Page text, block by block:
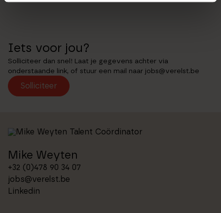
Iets voor jou?
Solliciteer dan snel! Laat je gegevens achter via
onderstaande link, of stuur een mail naar jobs@verelst.be
Solliciteer
Mike Weyten
+32 (0)478 90 34 07
jobs@verelst.be
Linkedin